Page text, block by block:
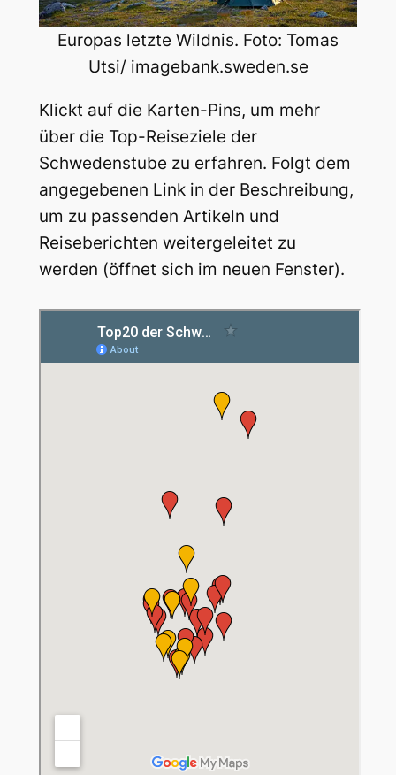
Europas letzte Wildnis. Foto: Tomas
Utsi/ imagebank.sweden.se
Klickt auf die Karten-Pins, um mehr
über die Top-Reiseziele der
Schwedenstube zu erfahren. Folgt dem
angegebenen Link in der Beschreibung,
um zu passenden Artikeln und
Reiseberichten weitergeleitet zu
werden (öffnet sich im neuen Fenster).